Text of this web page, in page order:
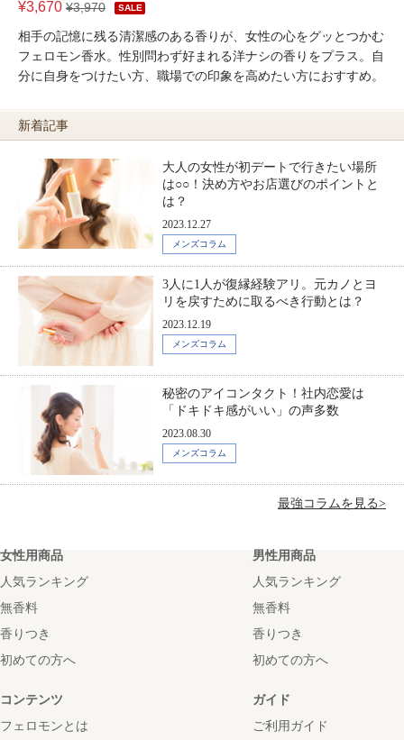
¥3,670 ¥3,970 SALE
相手の記憶に残る清潔感のある香りが、女性の心をグッとつかむ
フェロモン香水。性別問わず好まれる洋ナシの香りをプラス。自
分に自身をつけたい方、職場での印象を高めたい方におすすめ。
新着記事
大人の女性が初デートで行きたい場所
は○○！決め方やお店選びのポイントと
は？
2023.12.27
メンズコラム
3人に1人が復縁経験アリ。元カノとヨ
リを戻すために取るべき行動とは？
2023.12.19
メンズコラム
秘密のアイコンタクト！社内恋愛は
「ドキドキ感がいい」の声多数
2023.08.30
メンズコラム
最強コラムを見る>
女性用商品
人気ランキング
無香料
香りつき
初めての方へ
男性用商品
人気ランキング
無香料
香りつき
初めての方へ
コンテンツ
フェロモンとは
ガイド
ご利用ガイド